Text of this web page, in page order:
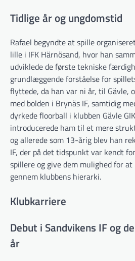
Tidlige år og ungdomstid
Rafael begyndte at spille
lille i IFK Härnösand, hvor han
udviklede de første tekniske
grundlæggende forståelse for
flyttede, da han var ni år, til Gävle,
med bolden i Brynäs IF, samtidig
dyrkede floorball i klubben Gävle
introducerede ham til et mere
og allerede som 13-årig blev han
IF, der på det tidspunkt var kendt
spillere og give dem mulighed for
gennem klubbens hierarki.
Klubkarriere
Debut i Sandvikens IF og
år